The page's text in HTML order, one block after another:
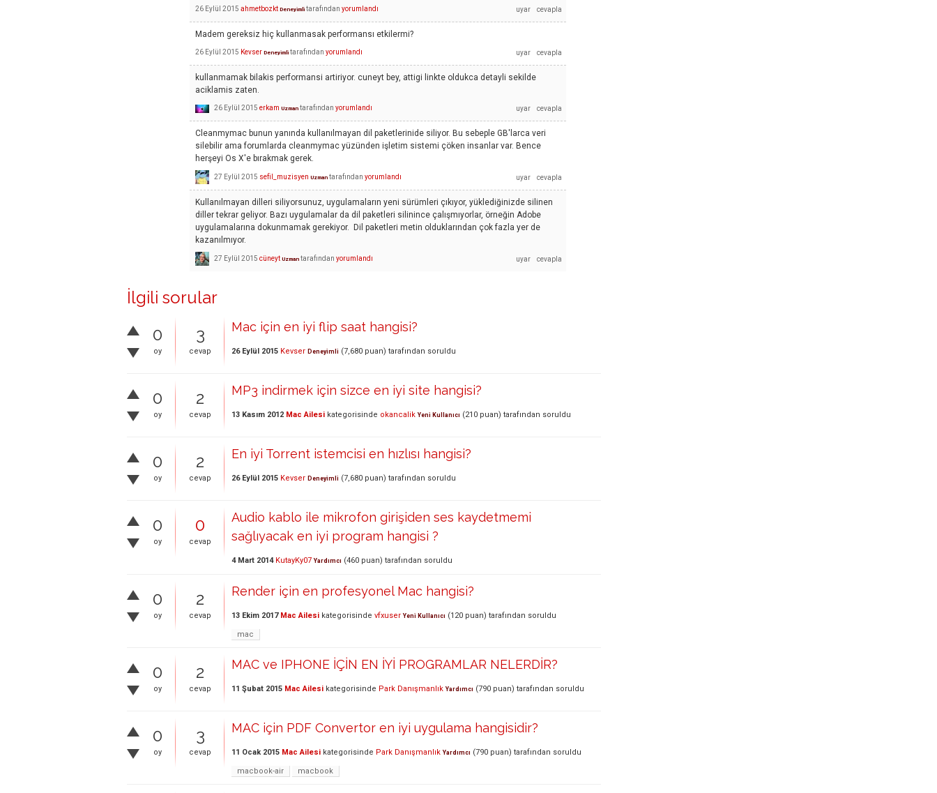
26 Eylül 2015 ahmetbozkt Deneyimli tarafından yorumlandı
Madem gereksiz hiç kullanmasak performansı etkilermi?
26 Eylül 2015 Kevser Deneyimli tarafından yorumlandı
kullanmamak bilakis performansi artiriyor. cuneyt bey, attigi linkte oldukca detayli sekilde
aciklamis zaten.
26 Eylül 2015 erkam Uzman tarafından yorumlandı
Cleanmymac bunun yanında kullanılmayan dil paketlerinide siliyor. Bu sebeple GB'larca veri
silebilir ama forumlarda cleanmymac yüzünden işletim sistemi çöken insanlar var. Bence
herşeyi Os X'e bırakmak gerek.
27 Eylül 2015 sefil_muzisyen Uzman tarafından yorumlandı
Kullanılmayan dilleri siliyorsunuz, uygulamaların yeni sürümleri çıkıyor, yüklediğinizde silinen
diller tekrar geliyor. Bazı uygulamalar da dil paketleri silinince çalışmıyorlar, örneğin Adobe
uygulamalarına dokunmamak gerekiyor. Dil paketleri metin olduklarından çok fazla yer de
kazanılmıyor.
27 Eylül 2015 cüneyt Uzman tarafından yorumlandı
İlgili sorular
0
oy
3
cevap
Mac için en iyi flip saat hangisi?
26 Eylül 2015 Kevser Deneyimli (7,680 puan) tarafından soruldu
0
oy
2
cevap
MP3 indirmek için sizce en iyi site hangisi?
13 Kasım 2012 Mac Ailesi kategorisinde okancalik Yeni Kullanıcı (210 puan) tarafından soruldu
0
oy
2
cevap
En iyi Torrent istemcisi en hızlısı hangisi?
26 Eylül 2015 Kevser Deneyimli (7,680 puan) tarafından soruldu
0
oy
0
cevap
Audio kablo ile mikrofon girişiden ses kaydetmemi
sağlıyacak en iyi program hangisi ?
4 Mart 2014 KutayKy07 Yardımcı (460 puan) tarafından soruldu
0
oy
2
cevap
Render için en profesyonel Mac hangisi?
13 Ekim 2017 Mac Ailesi kategorisinde vfxuser Yeni Kullanıcı (120 puan) tarafından soruldu
mac
0
oy
2
cevap
MAC ve IPHONE İÇİN EN İYİ PROGRAMLAR NELERDİR?
11 Şubat 2015 Mac Ailesi kategorisinde Park Danışmanlık Yardımcı (790 puan) tarafından soruldu
0
oy
3
cevap
MAC için PDF Convertor en iyi uygulama hangisidir?
11 Ocak 2015 Mac Ailesi kategorisinde Park Danışmanlık Yardımcı (790 puan) tarafından soruldu
macbook-air macbook